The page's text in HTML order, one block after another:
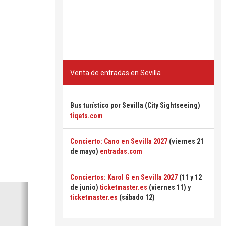
Venta de entradas en Sevilla
Bus turístico por Sevilla (City Sightseeing)
tiqets.com
Concierto: Cano en Sevilla 2027 (viernes 21
de mayo) entradas.com
Conciertos: Karol G en Sevilla 2027 (11 y 12
de junio) ticketmaster.es (viernes 11) y
ticketmaster.es (sábado 12)